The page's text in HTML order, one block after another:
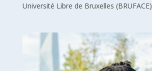
Université Libre de Bruxelles (BRUFACE)